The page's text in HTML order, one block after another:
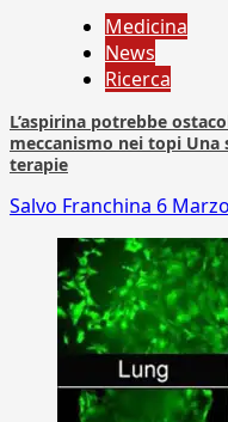
Medicina
News
Ricerca
L’aspirina potrebbe
meccanismo nei topi Una
terapie
Salvo Franchina 6